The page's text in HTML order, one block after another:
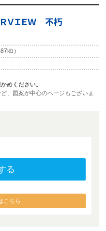
ＲＶＩＥＷ 不朽
）
めください。
、図案が中心のページもございま
る
こちら